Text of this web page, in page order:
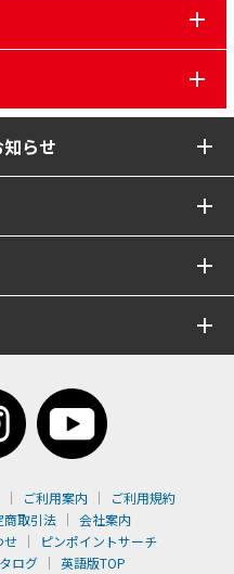
らせ
ご利用案内
ご利用規約
商取引法
会社案内
せ
ピンポイントサーチ
ログ 英語版TOP